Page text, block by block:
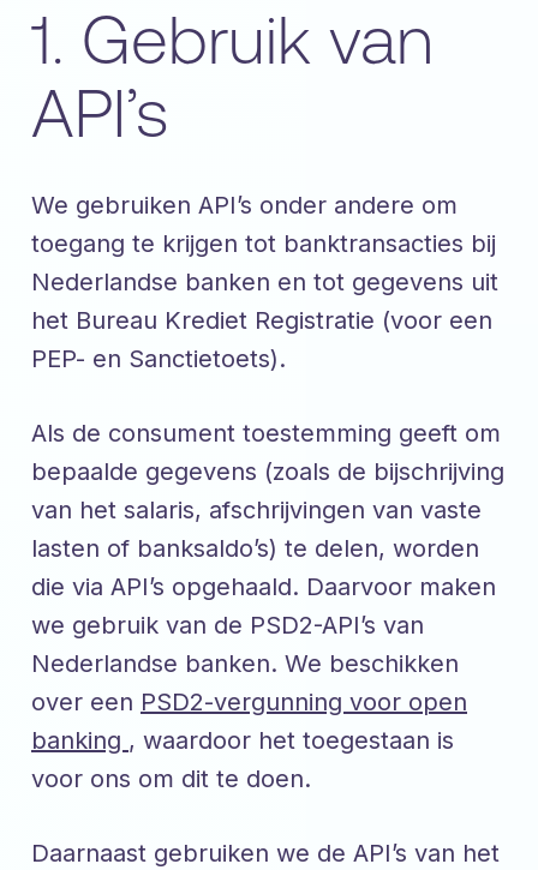
1. Gebruik van
API’s
We gebruiken API’s onder andere om
toegang te krijgen tot banktransacties bij
Nederlandse banken en tot gegevens uit
het Bureau Krediet Registratie (voor een
PEP- en Sanctietoets).
Als de consument toestemming geeft om
bepaalde gegevens (zoals de bijschrijving
van het salaris, afschrijvingen van vaste
lasten of banksaldo’s) te delen, worden
die via API’s opgehaald. Daarvoor maken
we gebruik van de PSD2-API’s van
Nederlandse banken. We beschikken
over een PSD2-vergunning voor open
banking , waardoor het toegestaan is
voor ons om dit te doen.
Daarnaast gebruiken we de API’s van het